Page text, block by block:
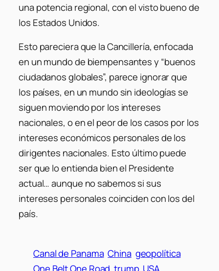
una potencia regional, con el visto bueno de
los Estados Unidos.
Esto pareciera que la Cancillería, enfocada
en un mundo de biempensantes y “buenos
ciudadanos globales”, parece ignorar que
los países, en un mundo sin ideologías se
siguen moviendo por los intereses
nacionales, o en el peor de los casos por los
intereses económicos personales de los
dirigentes nacionales. Esto último puede
ser que lo entienda bien el Presidente
actual… aunque no sabemos si sus
intereses personales coinciden con los del
país.
Canal de Panama China geopolítica